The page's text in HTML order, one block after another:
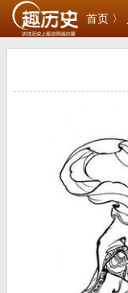
首页 〉